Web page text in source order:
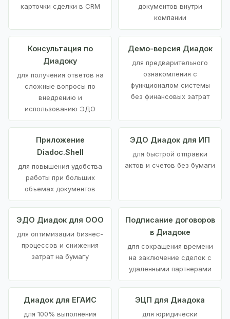
карточки сделки в CRM
документов внутри
компании
Консультация по
Диадоку
для получения ответов на
сложные вопросы по
внедрению и
использованию ЭДО
Демо-версия Диадок
для предварительного
ознакомления с
функционалом системы
без финансовых затрат
Приложение
Diadoc.Shell
для повышения удобства
работы при больших
объемах документов
ЭДО Диадок для ИП
для быстрой отправки
актов и счетов без бумаги
ЭДО Диадок для ООО
для оптимизации бизнес-
процессов и снижения
затрат на бумагу
Подписание договоров
в Диадоке
для сокращения времени
на заключение сделок с
удаленными партнерами
Диадок для ЕГАИС
для 100% выполнения
ЭЦП для Диадока
для юридически